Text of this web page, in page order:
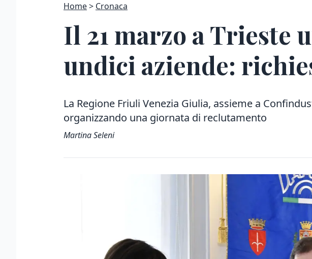
Home Cronaca
Il 21 marzo a Trieste
undici aziende:
La Regione Friuli Venezia Giulia, assieme a
organizzando una giornata di reclutamento
Martina Seleni